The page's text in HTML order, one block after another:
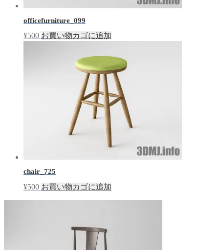
officefurniture_099
¥500 お買い物カゴに追加
chair_725
¥500 お買い物カゴに追加